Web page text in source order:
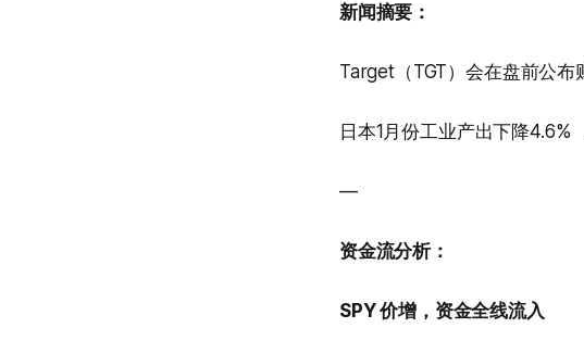
新闻摘要：
Target（TGT）会在盘前公布
日本1月份工业产出下降4.6%
—
资金流分析：
SPY 价增，资金全线流入